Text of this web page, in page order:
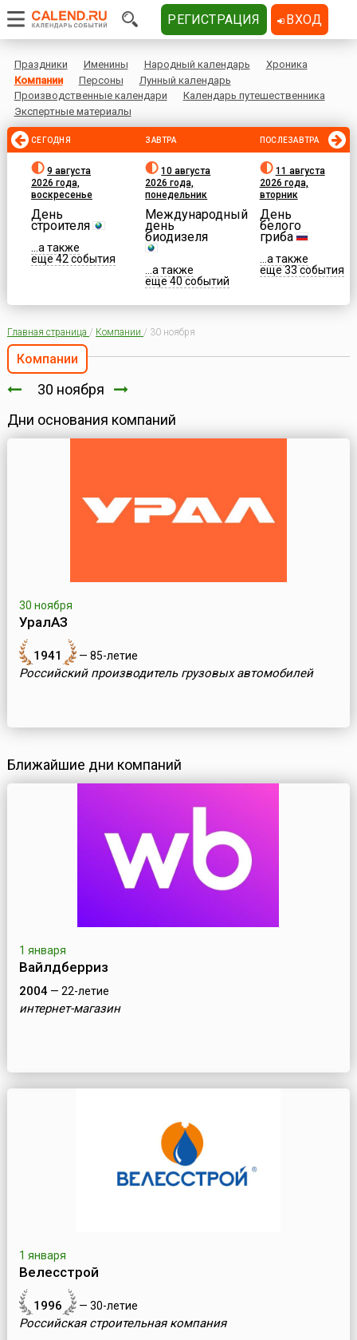
Праздники Именины Народный календарь
Хроника
Компании
Персоны
Лунный календарь
Производственные календари
Календарь путешественника
Экспертные материалы
СЕГОДНЯ
9 августа
2026 года,
воскресенье
День
строителя
...а также
еще 42 события
ЗАВТРА
10 августа
2026 года,
понедельник
Международный
день
биодизеля
...а также
еще 40 событий
ПОСЛЕЗАВТРА
11 августа
2026 года,
вторник
День
белого
гриба
...а также
еще 33 события
Главная страница / Компании / 30 ноября
Компании
30 ноября
Дни основания компаний
30 ноября
УралАЗ
1941 — 85-летие
Российский производитель грузовых автомобилей
Ближайшие дни компаний
1 января
Вайлдберриз
2004— 22-летие
интернет-магазин
1 января
Велесстрой
1996 — 30-летие
Российская строительная компания
РЕГИСТРАЦИЯ ВХОД